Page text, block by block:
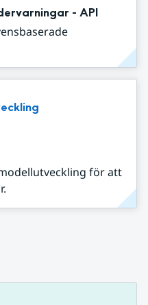
- API
för att